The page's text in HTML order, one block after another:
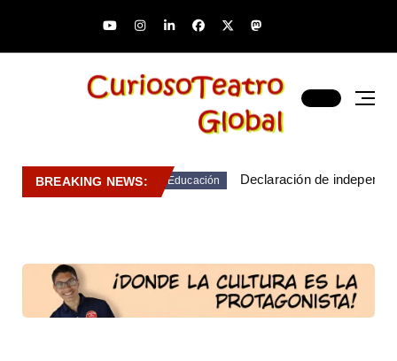
BREAKING NEWS: Educación Declaración de